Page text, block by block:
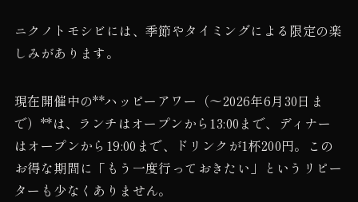
ニクノトモシビには、季節やタイミングによる限定の楽
しみがあります。
現在開催中の**ハッピーアワー（〜2026年6月30日ま
で）**は、ランチはオープンから13:00まで、ディナー
はオープンから19:00まで、ドリンクが1杯200円。この
お得な期間に「もう一度行っておきたい」というリピー
ターも少なくありません。